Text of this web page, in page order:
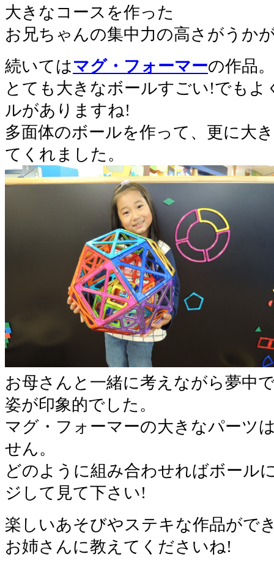
大きなコースを作った
お兄ちゃんの集中力の高さがうか
続いてはマグ・フォーマーの作品。
とても大きなボールすごい!でもよ
ルがありますね!
多面体のボールを作って、更に大
てくれました。
お母さんと一緒に考えながら夢中
姿が印象的でした。
マグ・フォーマーの大きなパーツ
せん。
どのように組み合わせればボール
ジして見て下さい!
楽しいあそびやステキな作品がで
お姉さんに教えてくださいね!